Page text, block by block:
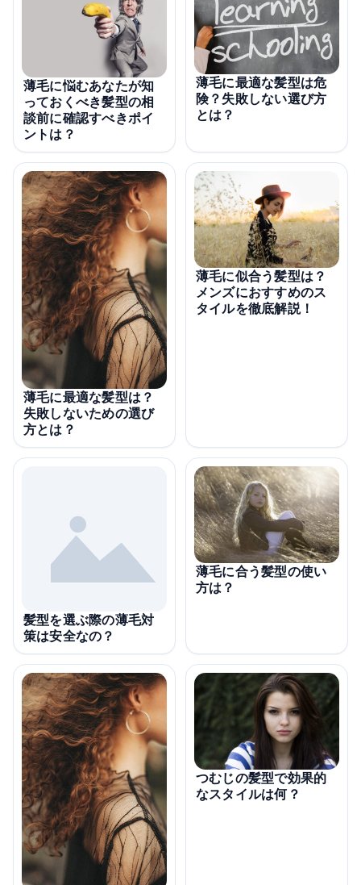
薄毛に悩むあなたが知
っておくべき髪型の相
談前に確認すべきポイ
ントは？
薄毛に最適な髪型は危
険？失敗しない選び方
とは？
薄毛に最適な髪型は？
失敗しないための選び
方とは？
薄毛に似合う髪型は？
メンズにおすすめのス
タイルを徹底解説！
髪型を選ぶ際の薄毛対
策は安全なの？
薄毛に合う髪型の使い
方は？
つむじの髪型で効果的
なスタイルは何？